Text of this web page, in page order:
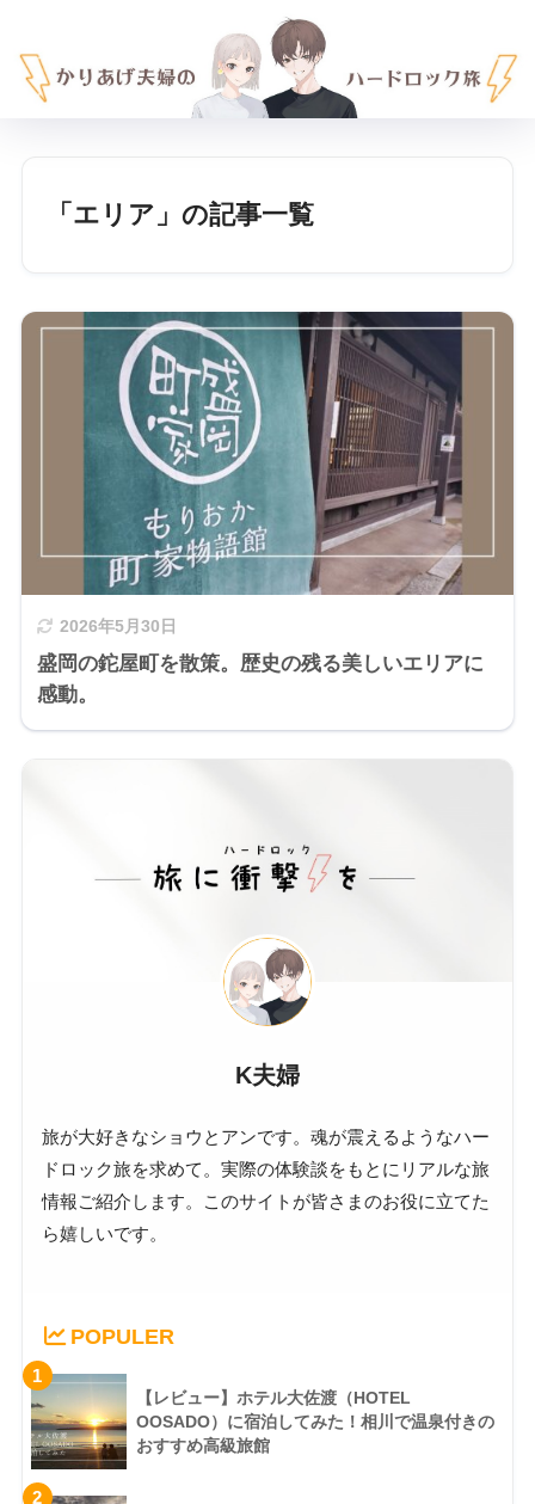
「エリア」の記事一覧
2026年5月30日
盛岡の鉈屋町を散策。歴史の残る美しいエリアに
感動。
K夫婦
旅が大好きなショウとアンです。魂が震えるようなハー
ドロック旅を求めて。実際の体験談をもとにリアルな旅
情報ご紹介します。このサイトが皆さまのお役に立てた
ら嬉しいです。
POPULER
1
【レビュー】ホテル大佐渡（HOTEL
OOSADO）に宿泊してみた！相川で温泉付きの
おすすめ高級旅館
2